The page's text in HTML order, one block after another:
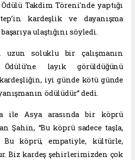
Takdim Töreni'nde yaptığı
kardeşlik ve dayanışma
ulaştığını söyledi.
uzun soluklu bir çalışmanın
layık görüldüğünü
iyi günde kötü günde
ödülüdür” dedi.
ile Asya arasında bir köprü
Şahin, “Bu köprü sadece taşla,
köprü, empatiyle, kültürle,
Biz kardeş şehirlerimizden çok